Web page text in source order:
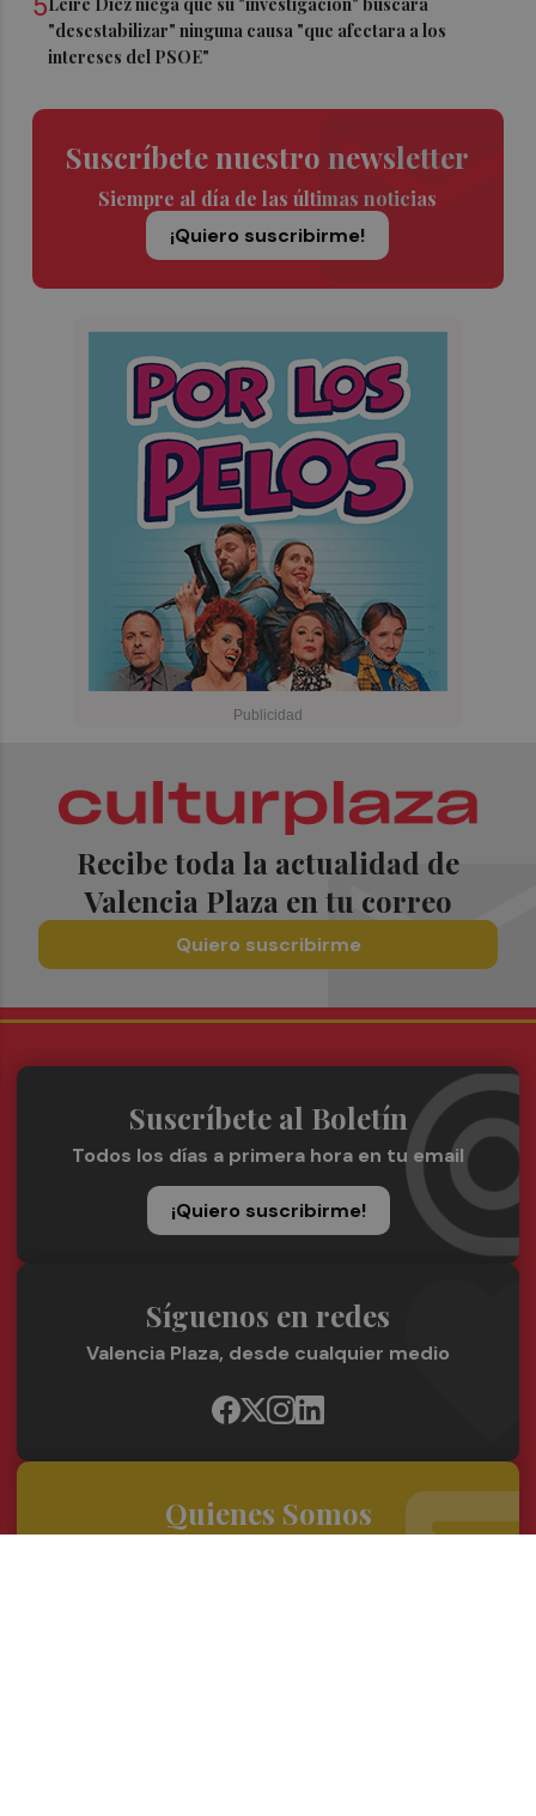
"desestabilizar" ninguna causa "que afectara a los
intereses del PSOE"
Suscríbete nuestro newsletter
Siempre al día de las últimas noticias
¡Quiero suscribirme!
Recibe toda la actualidad de
Valencia Plaza en tu correo
Quiero suscribirme
Suscríbete al Boletín
Todos los días a primera hora en tu email
¡Quiero suscribirme!
Síguenos en redes
Valencia Plaza, desde cualquier medio
Quienes Somos